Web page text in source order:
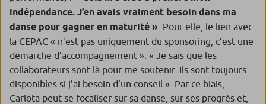
indépendance. J’en avais vraiment besoin dans ma
danse pour gagner en maturité » Pour elle, le lien avec
la CEPAC « n’est pas uniquement du sponsoring, c’est une
démarche d’accompagnement ». « Je sais que les
collaborateurs sont là pour me soutenir. Ils sont toujours
disponibles si j’ai besoin d’un conseil ». Par ce biais,
Carlota peut se focaliser sur sa danse, sur ses progrès et,